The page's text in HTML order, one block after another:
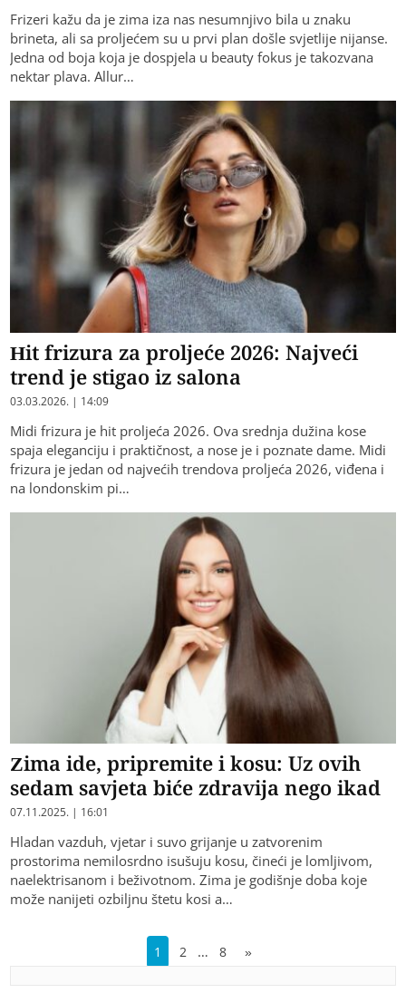
Frizeri kažu da je zima iza nas nesumnjivo bila u znaku
brineta, ali sa proljećem su u prvi plan došle svjetlije nijanse.
Jedna od boja koja je dospjela u beauty fokus je takozvana
nektar plava. Allur…
Hit frizura za proljeće 2026: Najveći
trend je stigao iz salona
03.03.2026. | 14:09
Midi frizura je hit proljeća 2026. Ova srednja dužina kose
spaja eleganciju i praktičnost, a nose je i poznate dame. Midi
frizura je jedan od najvećih trendova proljeća 2026, viđena i
na londonskim pi…
Zima ide, pripremite i kosu: Uz ovih
sedam savjeta biće zdravija nego ikad
07.11.2025. | 16:01
Hladan vazduh, vjetar i suvo grijanje u zatvorenim
prostorima nemilosrdno isušuju kosu, čineći je lomljivom,
naelektrisanom i beživotnom. Zima je godišnje doba koje
može nanijeti ozbiljnu štetu kosi a…
1 2 … 8 »